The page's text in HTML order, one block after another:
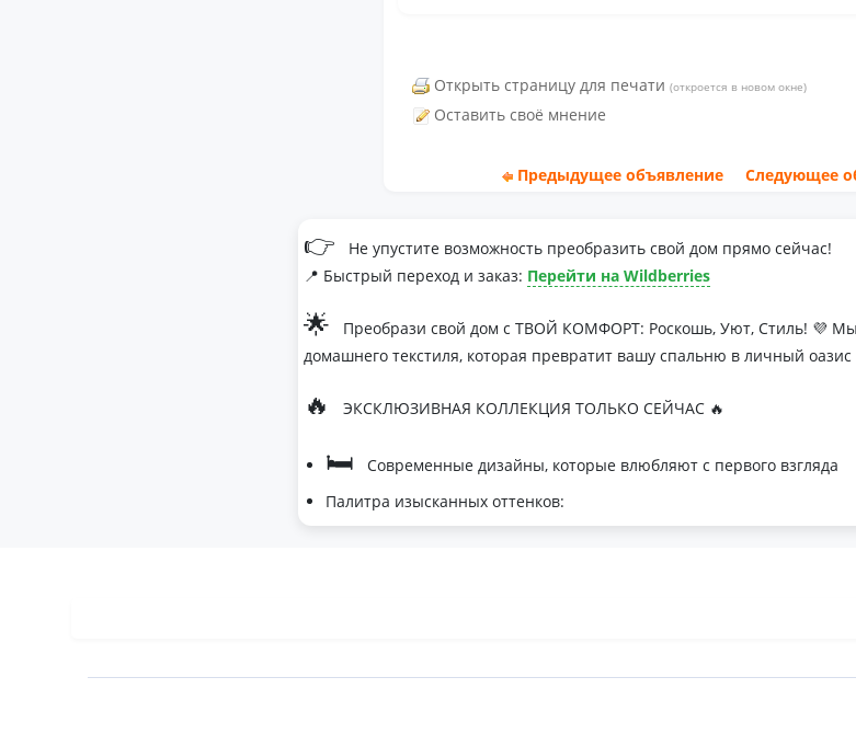
Открыть страницу для печати (откроется в новом окне)
Оставить своё мнение
Предыдущее объявление Следующее
👉
Не упустите возможность преобразить свой дом прямо сейчас!
📍 Быстрый переход и заказ: Перейти на Wildberries
🌟
Преобрази свой дом с ТВОЙ КОМФОРТ: Роскошь, Уют, Стиль! 💜
домашнего текстиля, которая превратит вашу спальню в личный оазис
🔥 ЭКСКЛЮЗИВНАЯ КОЛЛЕКЦИЯ ТОЛЬКО СЕЙЧАС 🔥
🛏
Современные дизайны, которые влюбляют с первого взгляда
Палитра изысканных оттенков:
- Натуральный шелк